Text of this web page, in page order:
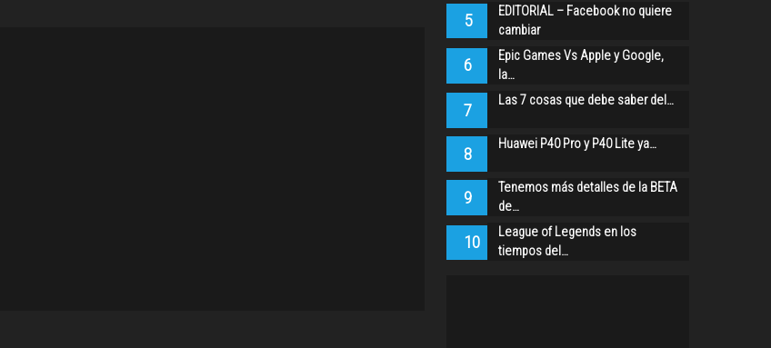
5
EDITORIAL – Facebook no quiere
cambiar
6
Epic Games Vs Apple y Google,
la…
7 Las 7 cosas que debe saber del…
8 Huawei P40 Pro y P40 Lite ya…
9
Tenemos más detalles de la BETA
de…
10
League of Legends en los
tiempos del…